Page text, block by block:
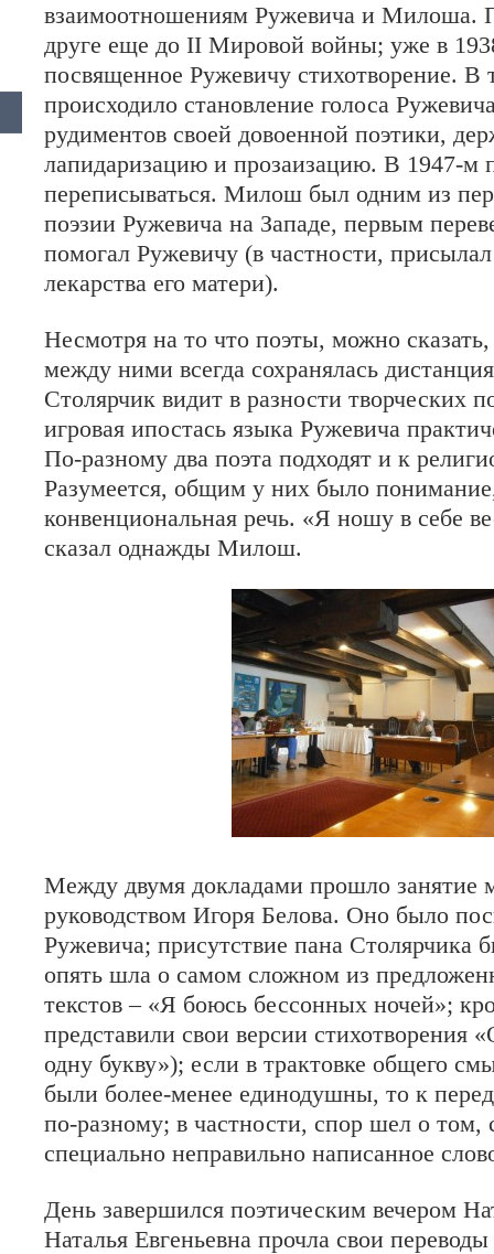
взаимоотношениям Ружевича и Милоша.
друге еще до II Мировой войны; уже в
посвященное Ружевичу стихотворение. В
происходило становление голоса
рудиментов своей довоенной поэтики,
лапидаризацию и прозаизацию. В 1947-м
переписываться. Милош был одним из
поэзии Ружевича на Западе, первым
помогал Ружевичу (в частности,
лекарства его матери).
Несмотря на то что поэты, можно сказать,
между ними всегда сохранялась
Столярчик видит в разности творческих
игровая ипостась языка Ружевича
По-разному два поэта подходят и к
Разумеется, общим у них было
конвенциональная речь. «Я ношу в себе
сказал однажды Милош.
Между двумя докладами прошло занятие
руководством Игоря Белова. Оно было
Ружевича; присутствие пана Столярчика
опять шла о самом сложном из
текстов – «Я боюсь бессонных ночей»;
представили свои версии стихотворения
одну букву»); если в трактовке общего
были более-менее единодушны, то к
по-разному; в частности, спор шел о том,
специально неправильно написанное
День завершился поэтическим вечером
Наталья Евгеньевна прочла свои